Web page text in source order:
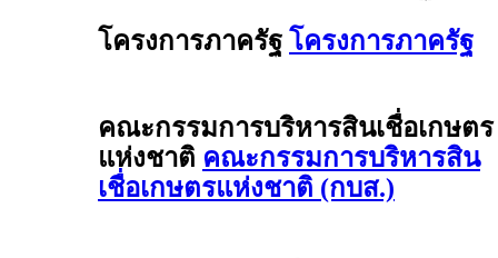
โครงการภาครัฐ โครงการภาครัฐ
คณะกรรมการบริหารสินเชื่อเกษตร
แห่งชาติ คณะกรรมการบริหารสิน
เชื่อเกษตรแห่งชาติ (กบส.)